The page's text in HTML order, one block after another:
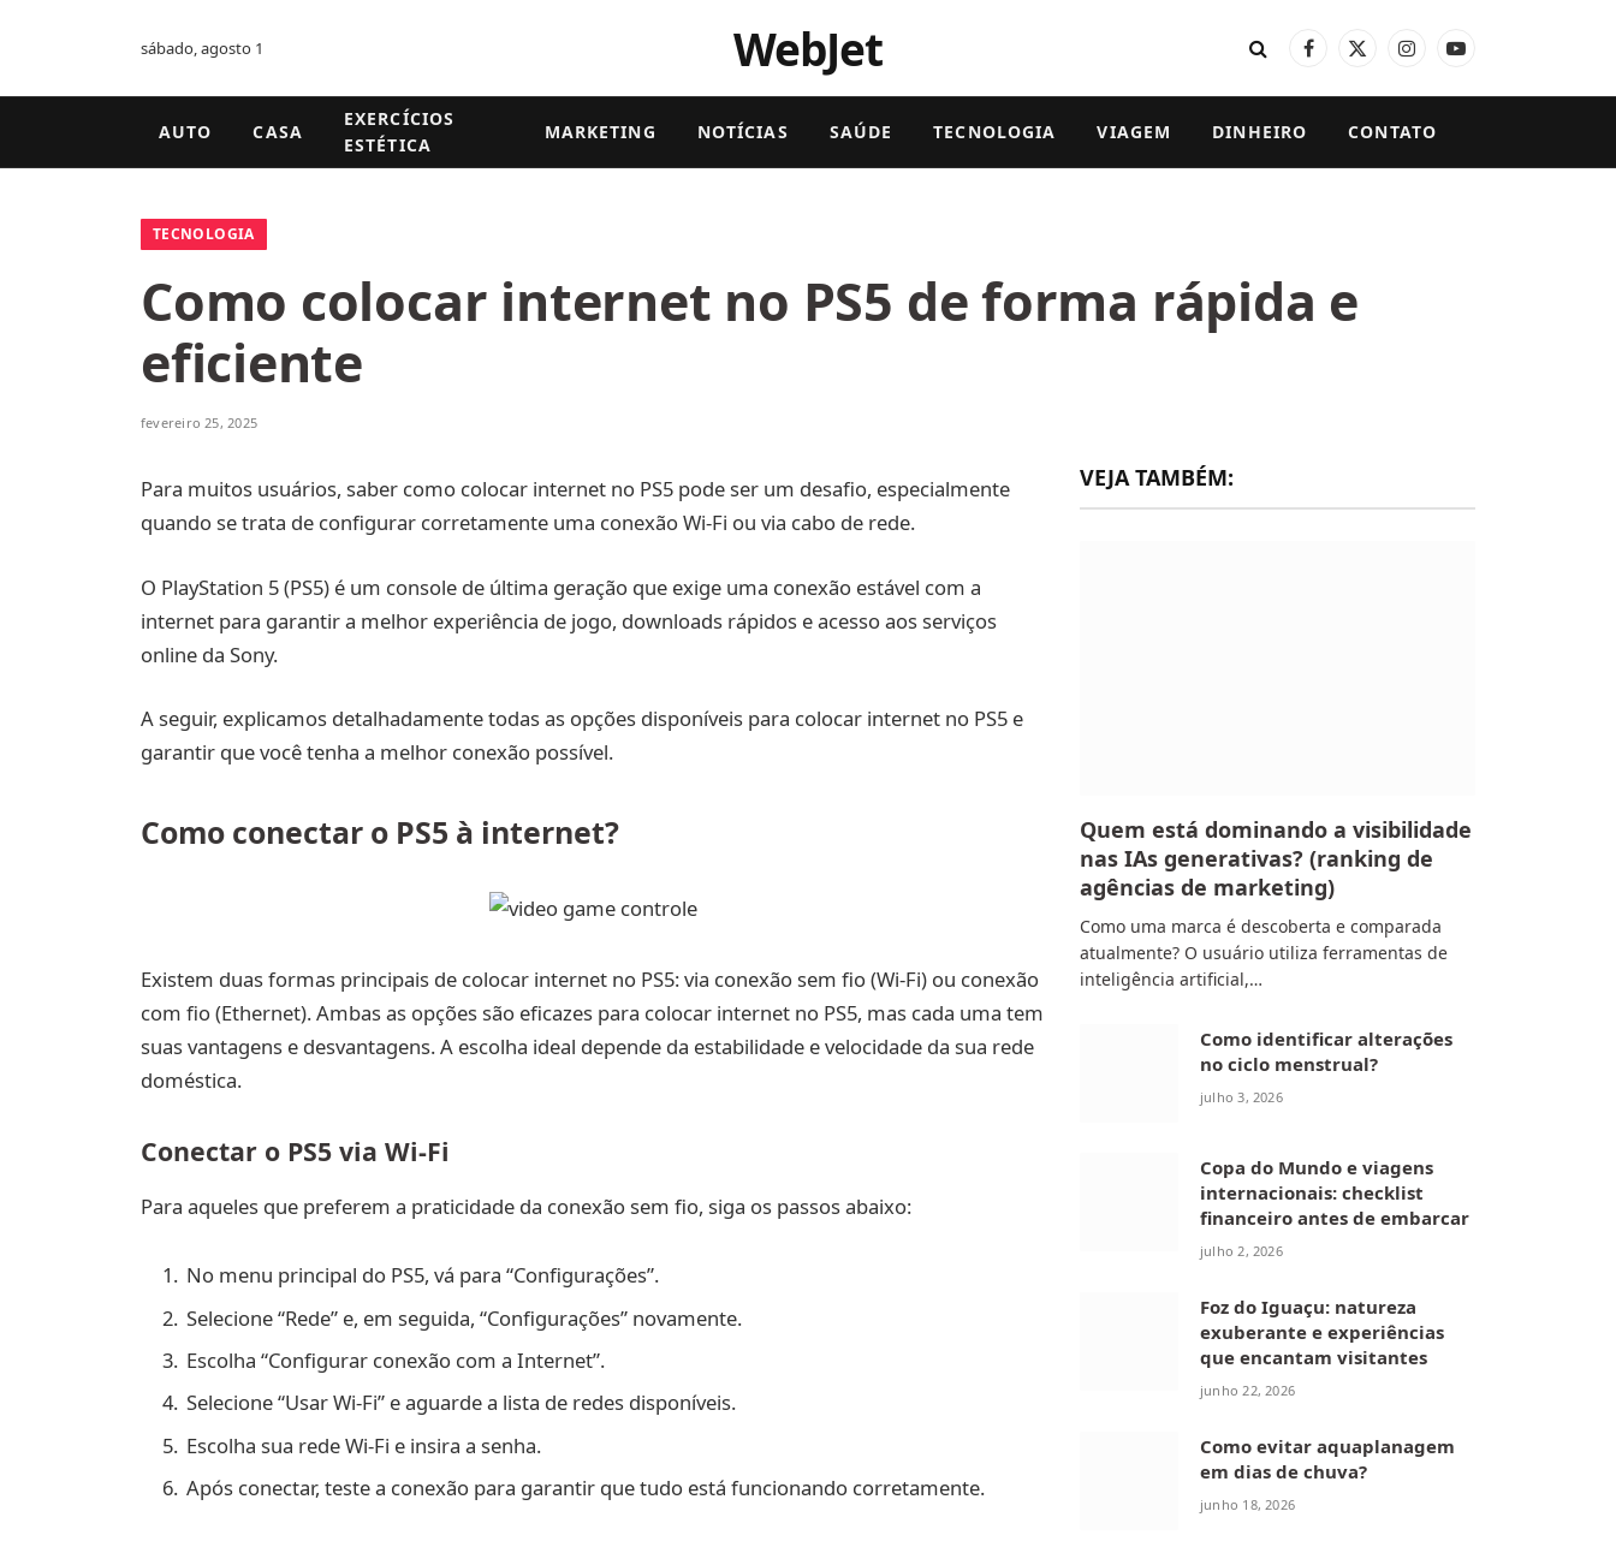
sábado, agosto 1 WebJet Facebook
X
InstagramYouTube
AUTO CASA
EXERCÍCIOS
ESTÉTICA
MARKETING NOTÍCIAS SAÚDE TECNOLOGIA VIAGEM DINHEIRO CONTATO
TECNOLOGIA
Como colocar internet no PS5 de forma rápida e
eficiente
fevereiro 25, 2025
Para muitos usuários, saber como colocar internet no PS5 pode ser um desafio, especialmente
quando se trata de configurar corretamente uma conexão Wi-Fi ou via cabo de rede.
O PlayStation 5 (PS5) é um console de última geração que exige uma conexão estável com a
internet para garantir a melhor experiência de jogo, downloads rápidos e acesso aos serviços
online da Sony.
A seguir, explicamos detalhadamente todas as opções disponíveis para colocar internet no PS5 e
garantir que você tenha a melhor conexão possível.
Como conectar o PS5 à internet?
Existem duas formas principais de colocar internet no PS5: via conexão sem fio (Wi-Fi) ou conexão
com fio (Ethernet). Ambas as opções são eficazes para colocar internet no PS5, mas cada uma tem
suas vantagens e desvantagens. A escolha ideal depende da estabilidade e velocidade da sua rede
doméstica.
Conectar o PS5 via Wi-Fi
Para aqueles que preferem a praticidade da conexão sem fio, siga os passos abaixo:
No menu principal do PS5, vá para “Configurações”.
Selecione “Rede” e, em seguida, “Configurações” novamente.
Escolha “Configurar conexão com a Internet”.
Selecione “Usar Wi-Fi” e aguarde a lista de redes disponíveis.
Escolha sua rede Wi-Fi e insira a senha.
Após conectar, teste a conexão para garantir que tudo está funcionando corretamente.
VEJA TAMBÉM:
Quem está dominando a visibilidade
nas IAs generativas? (ranking de
agências de marketing)
Como uma marca é descoberta e comparada
atualmente? O usuário utiliza ferramentas de
inteligência artificial,…
Como identificar alterações
no ciclo menstrual?
julho 3, 2026
Copa do Mundo e viagens
internacionais: checklist
financeiro antes de embarcar
julho 2, 2026
Foz do Iguaçu: natureza
exuberante e experiências
que encantam visitantes
junho 22, 2026
Como evitar aquaplanagem
em dias de chuva?
junho 18, 2026